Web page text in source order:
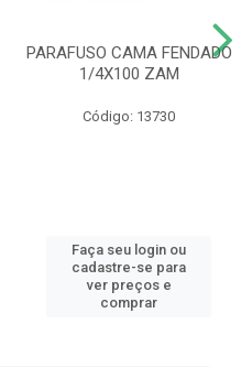
PARAFUSO CAMA FENDADO
1/4X100 ZAM
Código: 13730
Faça seu login ou
cadastre-se para
ver preços e
comprar